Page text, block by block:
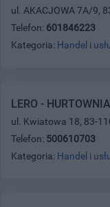
ul. AKACJOWA 7A/9,
Telefon: 601846223
Kategoria: Handel i
LERO -
ul. Kwiatowa 18, 83-
Telefon: 500610703
Kategoria: Handel i